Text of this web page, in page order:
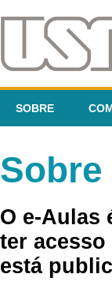
SOBRE
Sobre
O e-Aulas
ter
está